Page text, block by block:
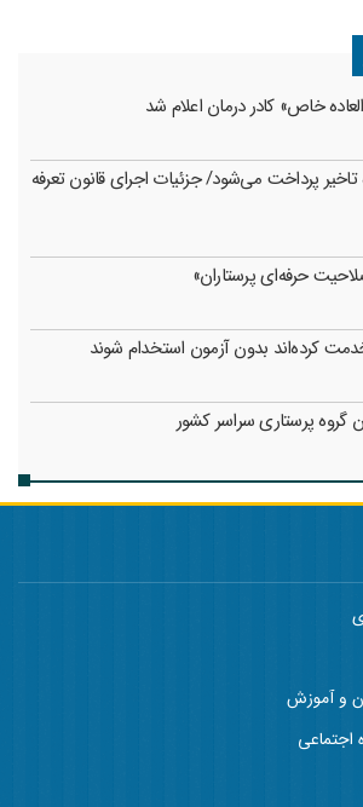
خاص» کادر درمان اعلام شد
پرستاران با 6 ماه تاخیر پرداخت می‌شود/ جزئیات اجرای قانون تعرفه
حرفه‌ای پرستاران»
خدمت کرد‌ه‌اند بدون آزمون استخدام شوند
گروه پرستاری سراسر کشور
و آموزش
اجتماعی